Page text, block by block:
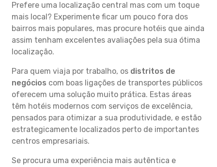
Prefere uma localização central mas com um toque
mais local? Experimente ficar um pouco fora dos
bairros mais populares, mas procure hotéis que ainda
assim tenham excelentes avaliações pela sua ótima
localização.
Para quem viaja por trabalho, os distritos de
negócios com boas ligações de transportes públicos
oferecem uma solução muito prática. Estas áreas
têm hotéis modernos com serviços de excelência,
pensados para otimizar a sua produtividade, e estão
estrategicamente localizados perto de importantes
centros empresariais.
Se procura uma experiência mais autêntica e